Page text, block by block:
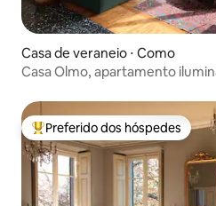
Casa de veraneio ⋅ Como
Casa Olmo, apartamento
Entre os melhores preferidos
Preferido dos hóspedes